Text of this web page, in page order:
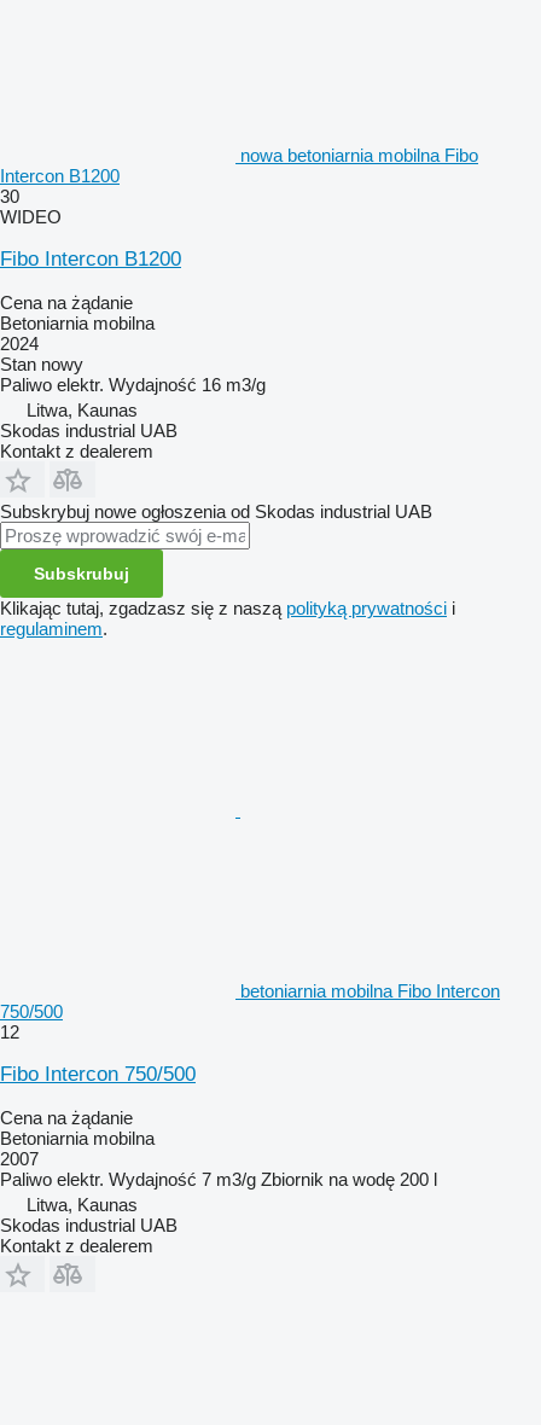
nowa betoniarnia mobilna Fibo
Intercon B1200
30
WIDEO
Fibo Intercon B1200
Cena na żądanie
Betoniarnia mobilna
2024
Stan nowy
Paliwo elektr. Wydajność 16 m3/g
Litwa, Kaunas
Skodas industrial UAB
Kontakt z dealerem
Subskrybuj nowe ogłoszenia od Skodas industrial UAB
Subskrubuj
Klikając tutaj, zgadzasz się z naszą polityką prywatności i
regulaminem.
betoniarnia mobilna Fibo Intercon
750/500
12
Fibo Intercon 750/500
Cena na żądanie
Betoniarnia mobilna
2007
Paliwo elektr. Wydajność 7 m3/g Zbiornik na wodę 200 l
Litwa, Kaunas
Skodas industrial UAB
Kontakt z dealerem